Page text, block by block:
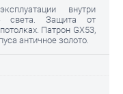
внутри
света. Защита от
Патрон GX53,
античное золото.